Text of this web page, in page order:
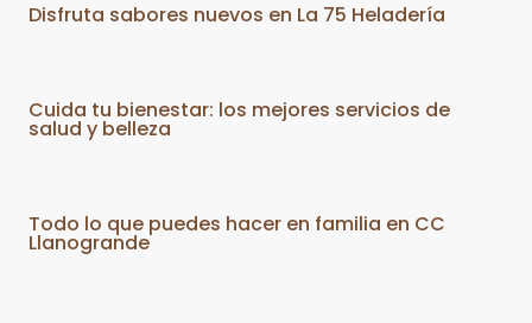
Disfruta sabores nuevos en La 75 Heladería
Cuida tu bienestar: los mejores servicios de
salud y belleza
Todo lo que puedes hacer en familia en CC
Llanogrande